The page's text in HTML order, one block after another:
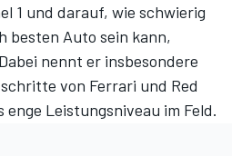
1 und darauf, wie schwierig
besten Auto sein kann,
nennt er insbesondere
von Ferrari und Red
enge Leistungsniveau im Feld.